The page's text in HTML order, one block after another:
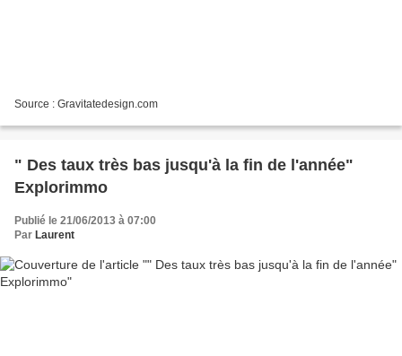
Source : Gravitatedesign.com
" Des taux très bas jusqu'à la fin de l'année"
Explorimmo
Publié le 21/06/2013 à 07:00
Par Laurent